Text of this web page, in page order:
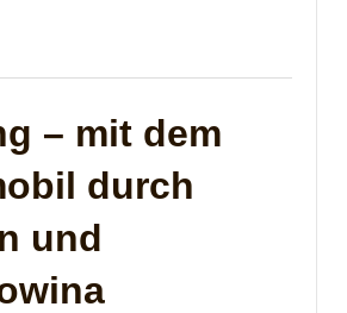
– mit dem
durch
und